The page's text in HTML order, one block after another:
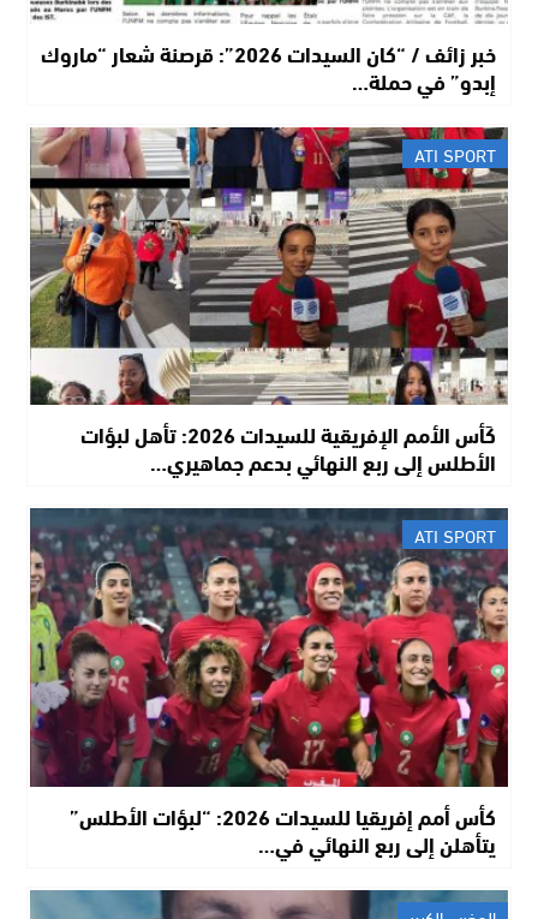
خبر زائف / “كان السيدات 2026”: قرصنة شعار “ماروك
إبدو” في حملة…
ATI SPORT
كَأس الأمم الإفريقية للسيدات 2026: تأهل لبؤات
الأطلس إلى ربع النهائي بدعم جماهيري…
ATI SPORT
كأس أمم إفريقيا للسيدات 2026: “لبؤات الأطلس”
يتأهلن إلى ربع النهائي في…